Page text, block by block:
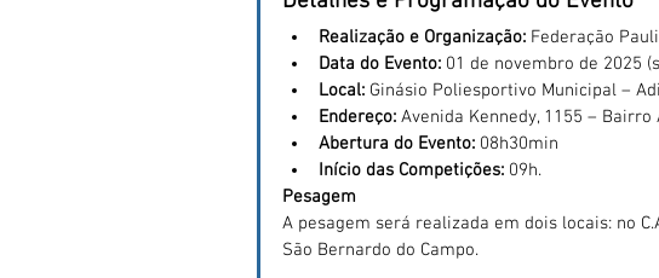
Realização e Organização: Federação
Data do Evento: 01 de novembro de 2025
Local: Ginásio Poliesportivo Municipal –
Endereço: Avenida Kennedy, 1155 –
Abertura do Evento: 08h30min
Início das Competições: 09h.
Pesagem
A pesagem será realizada em dois locais: no
São Bernardo do Campo.